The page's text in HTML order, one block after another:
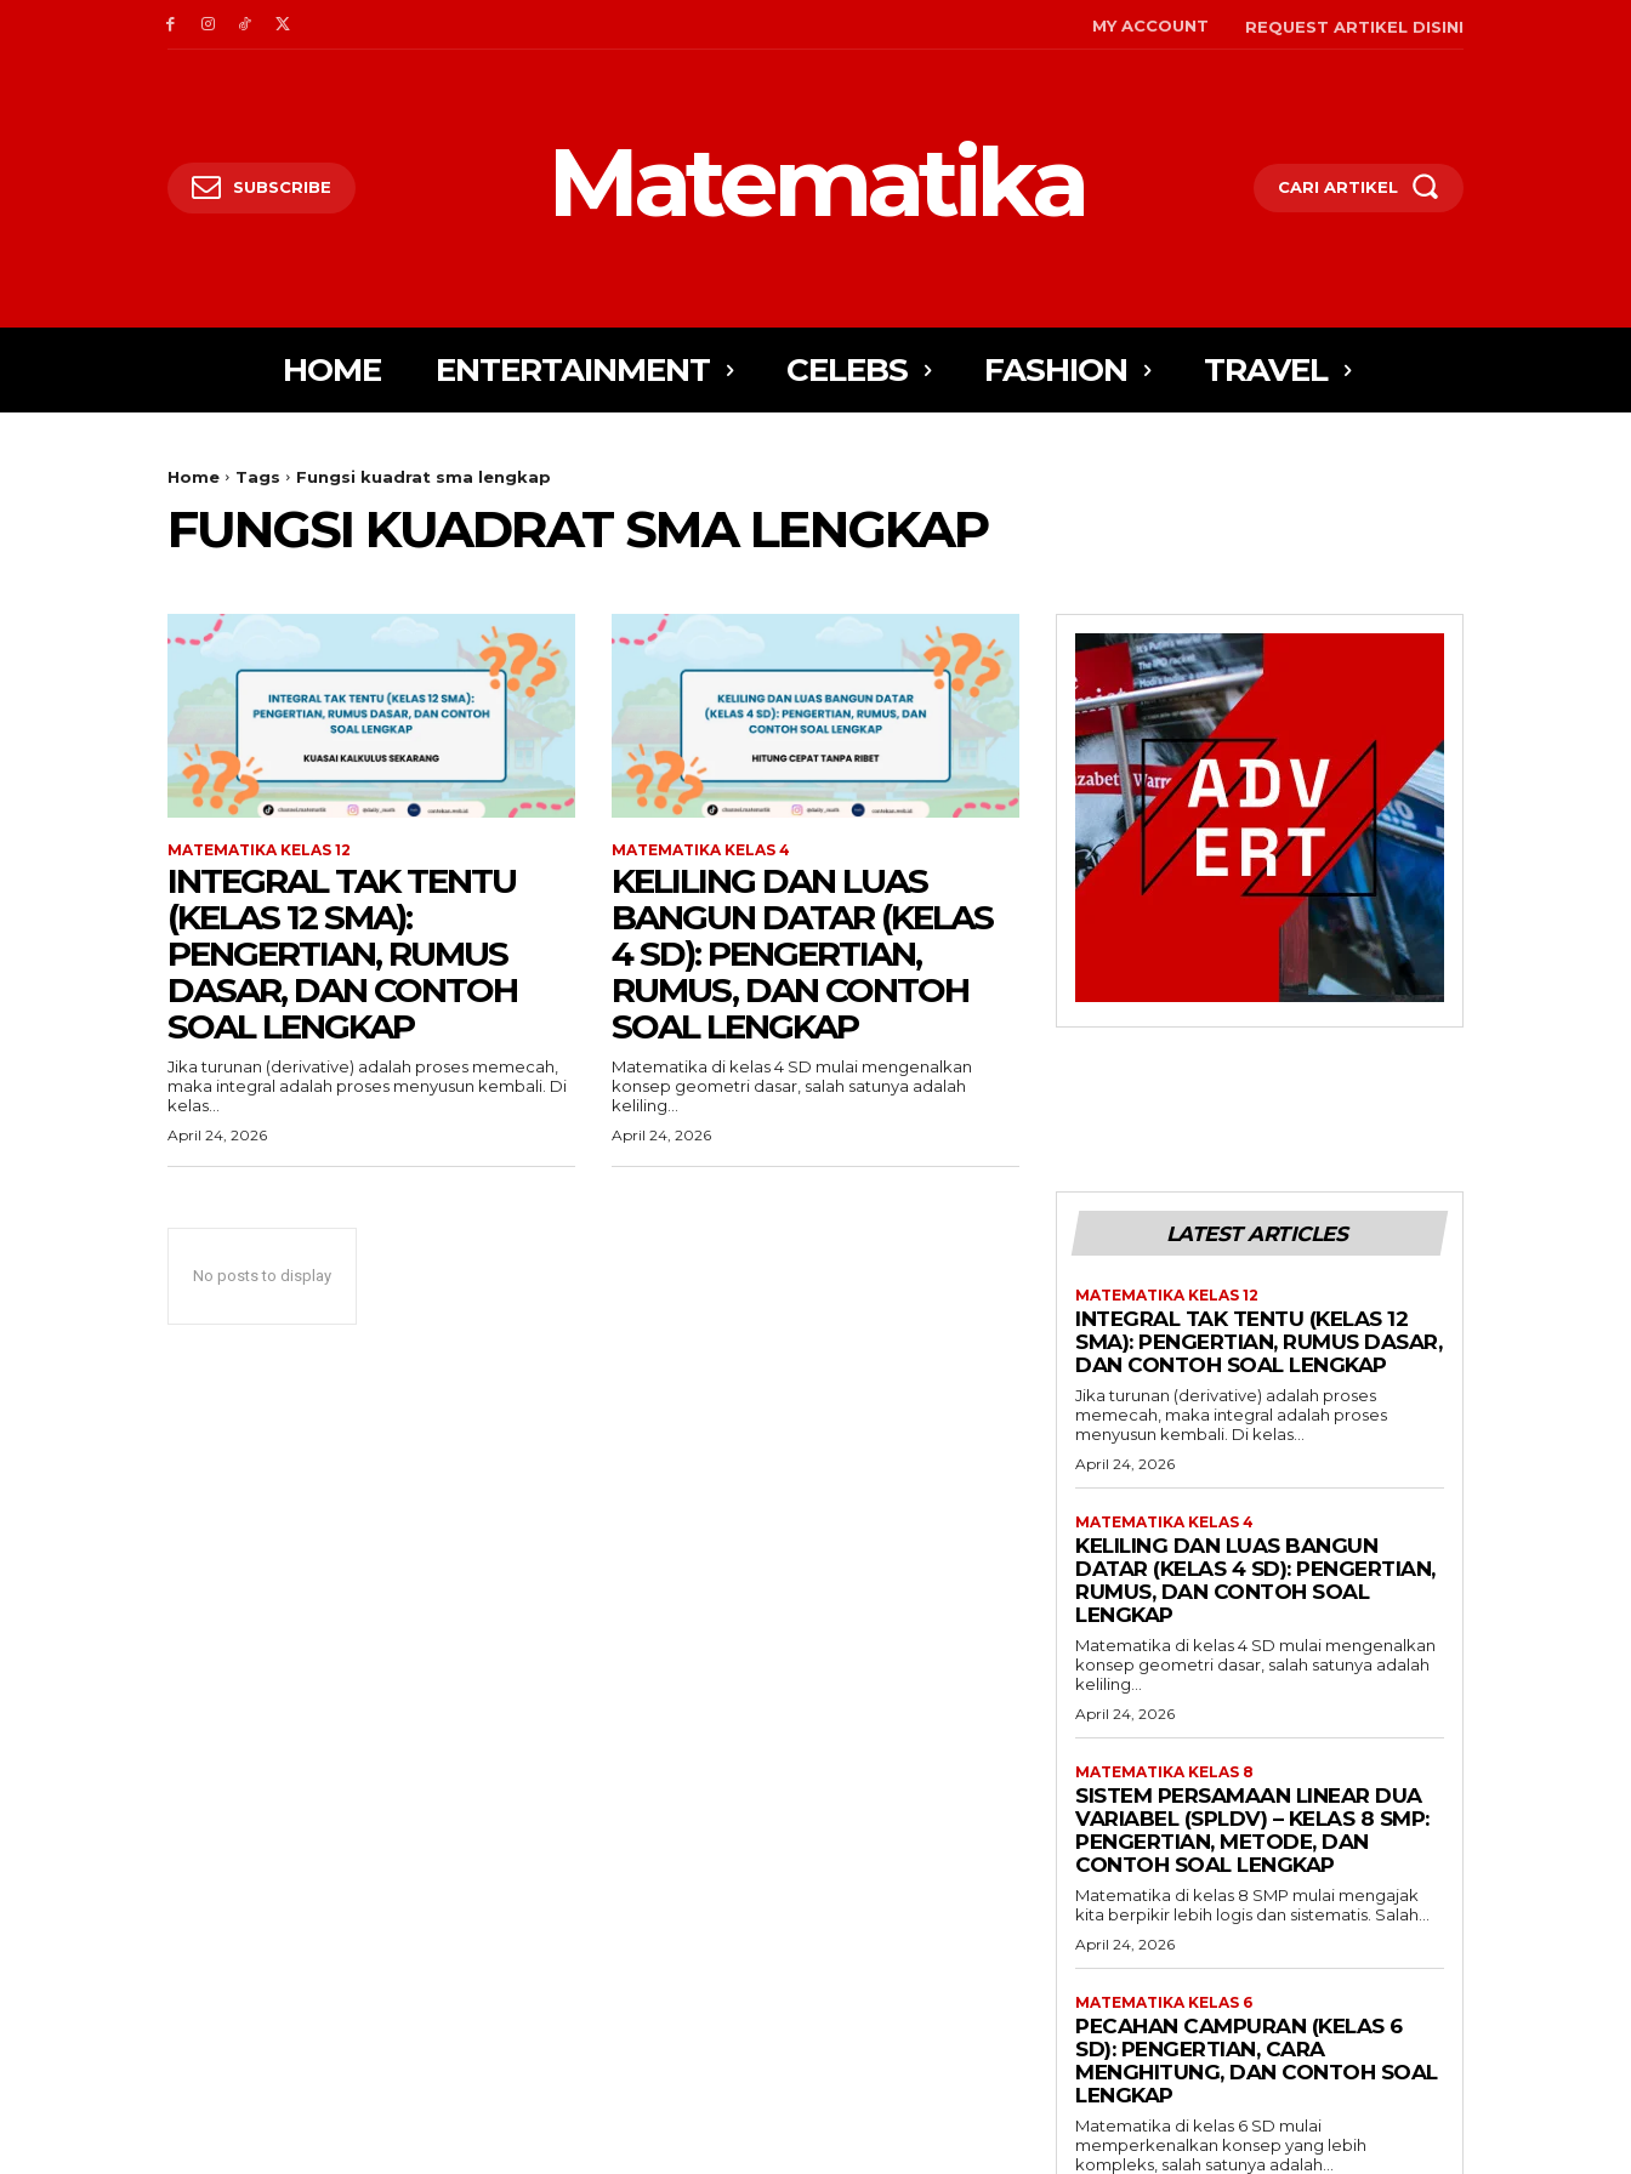
MY ACCOUNT REQUEST ARTIKEL DISINI
SUBSCRIBE Matematika CARI ARTIKEL
HOME ENTERTAINMENT CELEBS FASHION TRAVEL
Home Tags Fungsi kuadrat sma lengkap
FUNGSI KUADRAT SMA LENGKAP
MATEMATIKA KELAS 12
INTEGRAL TAK TENTU
(KELAS 12 SMA):
PENGERTIAN, RUMUS
DASAR, DAN CONTOH
SOAL LENGKAP
Jika turunan (derivative) adalah proses memecah,
maka integral adalah proses menyusun kembali. Di
kelas...
April 24, 2026
MATEMATIKA KELAS 4
KELILING DAN LUAS
BANGUN DATAR (KELAS
4 SD): PENGERTIAN,
RUMUS, DAN CONTOH
SOAL LENGKAP
Matematika di kelas 4 SD mulai mengenalkan
konsep geometri dasar, salah satunya adalah
keliling...
April 24, 2026
No posts to display
LATEST ARTICLES
MATEMATIKA KELAS 12
INTEGRAL TAK TENTU (KELAS 12
SMA): PENGERTIAN, RUMUS DASAR,
DAN CONTOH SOAL LENGKAP
Jika turunan (derivative) adalah proses
memecah, maka integral adalah proses
menyusun kembali. Di kelas...
April 24, 2026
MATEMATIKA KELAS 4
KELILING DAN LUAS BANGUN
DATAR (KELAS 4 SD): PENGERTIAN,
RUMUS, DAN CONTOH SOAL
LENGKAP
Matematika di kelas 4 SD mulai mengenalkan
konsep geometri dasar, salah satunya adalah
keliling...
April 24, 2026
MATEMATIKA KELAS 8
SISTEM PERSAMAAN LINEAR DUA
VARIABEL (SPLDV) – KELAS 8 SMP:
PENGERTIAN, METODE, DAN
CONTOH SOAL LENGKAP
Matematika di kelas 8 SMP mulai mengajak
kita berpikir lebih logis dan sistematis. Salah...
April 24, 2026
MATEMATIKA KELAS 6
PECAHAN CAMPURAN (KELAS 6
SD): PENGERTIAN, CARA
MENGHITUNG, DAN CONTOH SOAL
LENGKAP
Matematika di kelas 6 SD mulai
memperkenalkan konsep yang lebih
kompleks, salah satunya adalah...